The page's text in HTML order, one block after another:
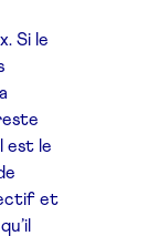
Si le
est le
et